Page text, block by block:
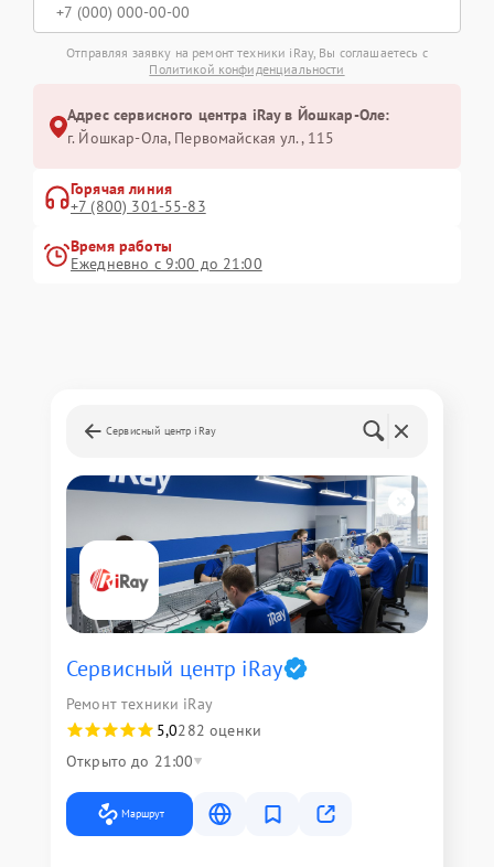
Отправляя заявку на ремонт техники iRay, Вы соглашаетесь с
Политикой конфиденциальности
Адрес сервисного центра iRay в Йошкар-Оле:
г. Йошкар-Ола, Первомайская ул., 115
Горячая линия
+7 (800) 301-55-83
Время работы
Ежедневно с 9:00 до 21:00
Сервисный центр iRay
Сервисный центр iRay
Ремонт техники iRay
5,0282 оценки
Открыто до 21:00
Маршрут